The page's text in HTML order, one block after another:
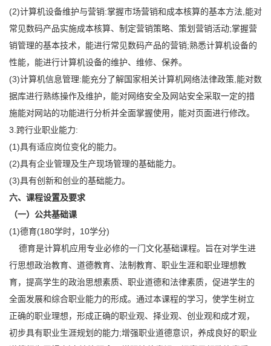
(2)计算机设备维护与营销:掌握市场营销和成本核算的基本方法,能对
常见数码产品实施成本核算、制定营销策略、策划营销活动;掌握营
销管理的基本技术，能进行常见数码产品的营销;熟悉计算机设备的
性能，能进行计算机设备的维护、维修、保养。
(3)计算机信息管理:能充分了解国家相关计算机网络法律政策,能对数
据库进行熟练操作及维护，能对网络安全及网站安全采取一定的措
施能对网站的功能进行分析并全面掌握使用，能对页面进行修改。
3.跨行业职业能力:
(1)具有适应岗位变化的能力。
(2)具有企业管理及生产现场管理的基础能力。
(3)具有创新和创业的基础能力。
六、课程设置及要求
（一）公共基础课
(1)德育(180学时，10学分)
德育是计算机应用专业必修的一门文化基础课程。旨在对学生进
行思想政治教育、道德教育、法制教育、职业生涯和职业理想教
育，提高学生的政治思想素质、职业道德和法律素质，促进学生的
全面发展和综合职业能力的形成。通过本课程的学习，使学生树立
正确的职业理想，形成正确的职业观、择业观、创业观和成才观，
初步具有职业生涯规划的能力;增强职业道德意识，养成良好的职业